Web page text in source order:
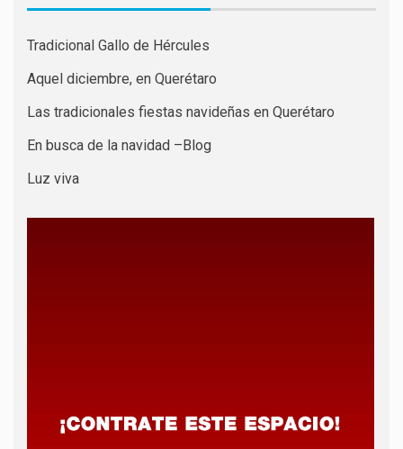
Tradicional Gallo de Hércules
Aquel diciembre, en Querétaro
Las tradicionales fiestas navideñas en Querétaro
En busca de la navidad –Blog
Luz viva